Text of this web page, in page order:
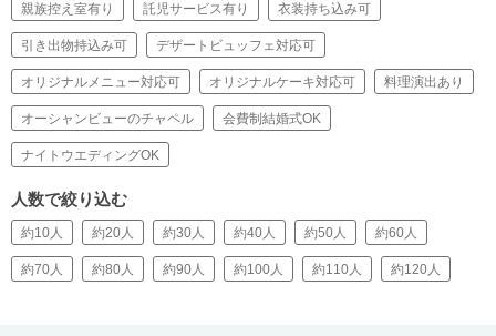
親族控え室有り 託児サービス有り 衣装持ち込み可
引き出物持込み可 デザートビュッフェ対応可
オリジナルメニュー対応可 オリジナルケーキ対応可 料理演出あり
オーシャンビューのチャペル 会費制結婚式OK
ナイトウエディングOK
人数で絞り込む
約10人 約20人 約30人 約40人 約50人 約60人
約70人 約80人 約90人 約100人 約110人 約120人